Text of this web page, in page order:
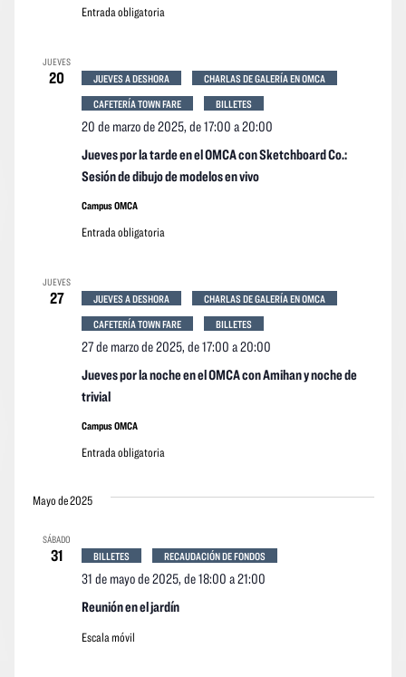
Entrada obligatoria
JUEVES
20
Jueves por la tarde en el OMCA con Sketchboard Co.:
Sesión de dibujo de modelos en vivo
20 de marzo de 2025, de 17:00 a20:00
JUEVES A DESHORA
CHARLAS DE GALERÍA EN OMCA
CAFETERÍA TOWN FARE
BILLETES
Campus OMCA
Entrada obligatoria
JUEVES
27
Jueves por la noche en el OMCA con Amihan y noche de
trivial
27 de marzo de 2025, de 17:00 a20:00
JUEVES A DESHORA
CHARLAS DE GALERÍA EN OMCA
CAFETERÍA TOWN FARE
BILLETES
Campus OMCA
Entrada obligatoria
Mayo de 2025
SÁBADO
31
Reunión en el jardín
31 de mayo de 2025, de 18:00 a21:00
BILLETES RECAUDACIÓN DE FONDOS
Escala móvil